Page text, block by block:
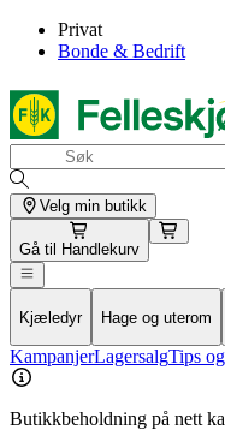
Privat
Bonde & Bedrift
Velg min butikk
Gå til Handlekurv
Kjæledyr Hage og uterom
KampanjerLagersalgTips
Butikkbeholdning på nett